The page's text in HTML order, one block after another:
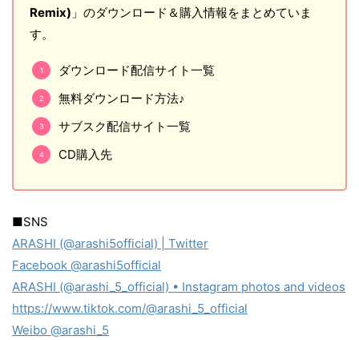
Remix) 」のダウンロード＆購入情報をまとめていま
す。
ダウンロード配信サイト一覧
無料ダウンロード方法♪
サブスク配信サイト一覧
CD購入先
■SNS
ARASHI (@arashi5official) | Twitter
Facebook @arashi5official
ARASHI (@arashi_5_official) • Instagram photos and videos
https://www.tiktok.com/@arashi_5_official
Weibo @arashi_5